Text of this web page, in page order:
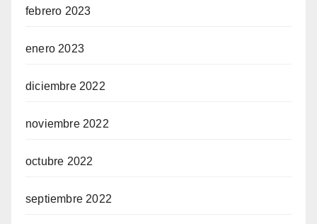
febrero 2023
enero 2023
diciembre 2022
noviembre 2022
octubre 2022
septiembre 2022